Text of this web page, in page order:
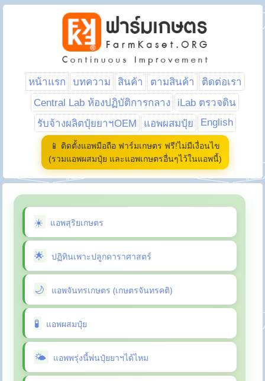
หน้าแรก บทความ สินค้า ตามสินค้า
ติดต่อเรา
Central Lab ห้องปฏิบัติการกลาง
iLab ตรวจดิน
รับจ้างผลิตปุ๋ยยาฯOEM
แอพผสมปุ๋ย English
📱 ติดตั้งแอพมือถือ ฟาร์มเกษตร ฟรี!ไม่มีเงื่อนไข
(รวมแอพผสมปุ๋ย และแอพเกษตรอื่นๆไว้ในแอพนี้)
แอพสุริยเกษตร
ปฏิทินเพาะปลูกดาราศาสตร์
แอพจันทรเกษตร (เกษตรจันทรคติ)
แอพผสมปุ๋ย
แอพพรุ่งนี้พ่นปุ๋ยยาฯได้ไหม